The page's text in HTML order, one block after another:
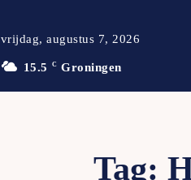
vrijdag, augustus 7, 2026
15.5 C Groningen
Tag: